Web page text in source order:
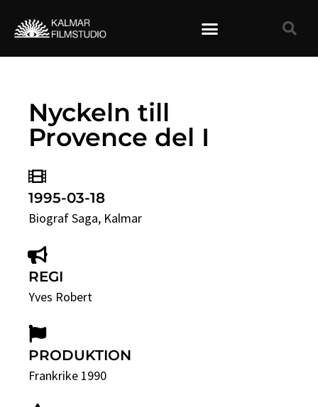
Nyckeln till
Provence del I
1995-03-18
Biograf Saga, Kalmar
REGI
Yves Robert
PRODUKTION
Frankrike 1990